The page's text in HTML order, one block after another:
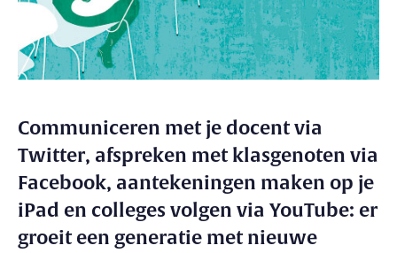
Communiceren met je docent via
Twitter, afspreken met klasgenoten via
Facebook, aantekeningen maken op je
iPad en colleges volgen via YouTube: er
groeit een generatie met nieuwe